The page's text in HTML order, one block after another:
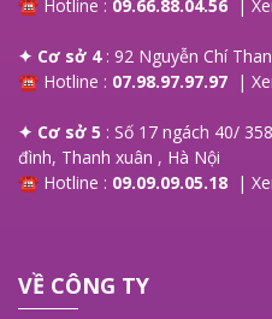
☎ Hotline : 09.66.88.04.56 |
✦ Cơ sở 4: 92 Nguyễn Chí
☎ Hotline : 07.98.97.97.97 |
✦ Cơ sở 5 : Số 17 ngách 40/
đình, Thanh xuân , Hà Nội
☎ Hotline : 09.09.09.05.18 |
VỀ CÔNG TY